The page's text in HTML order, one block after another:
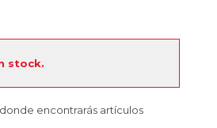
stock.
donde encontrarás artículos